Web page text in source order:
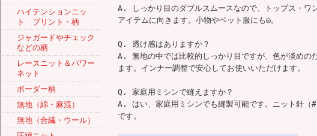
ハイテンションニッ
ト プリント・柄
ジャガードやチェック
などの柄
レースニット＆パワー
ネット
ボーダー柄
無地（綿・麻混）
無地（合繊・ウール）
A. しっかり目のダブルスムースなので、トップス・ワ
アイテムに向きます。小物やペット服にも◎。
Q. 透け感はありますか？
A. 無地の中では比較的しっかり目ですが、色が淡めの
ます。インナー調整で安心してお使いいただけます。
Q. 家庭用ミシンで縫えますか？
A. はい、家庭用ミシンでも縫製可能です。ニット針（
です。